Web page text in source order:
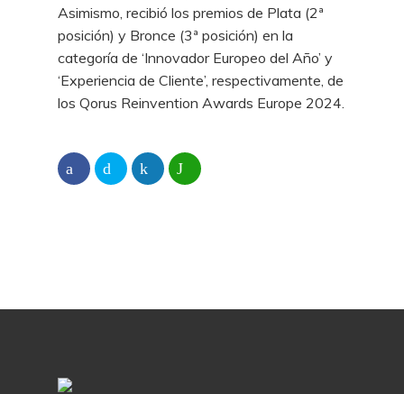
Asimismo, recibió los premios de Plata (2ª
posición) y Bronce (3ª posición) en la
categoría de ‘Innovador Europeo del Año’ y
‘Experiencia de Cliente’, respectivamente, de
los Qorus Reinvention Awards Europe 2024.